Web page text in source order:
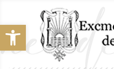
Abrir barra de herramientas